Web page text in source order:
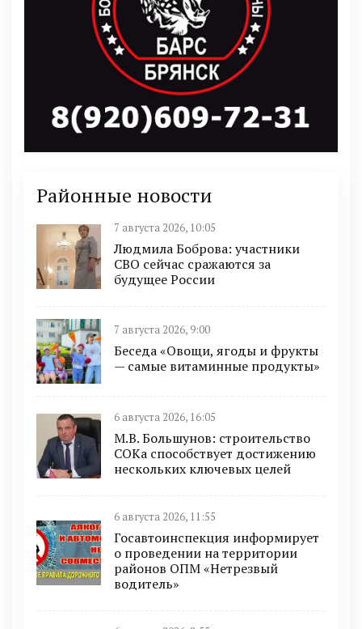
Районные новости
7 августа 2026, 10:05
Людмила Боброва: участники
СВО сейчас сражаются за
будущее России
7 августа 2026, 9:00
Беседа «Овощи, ягоды и фрукты
— самые витаминные продукты»
6 августа 2026, 16:05
М.В. Большунов: строительство
СОКа способствует достижению
нескольких ключевых целей
6 августа 2026, 11:55
Госавтоинспекция информирует
о проведении на территории
районов ОПМ «Нетрезвый
водитель»